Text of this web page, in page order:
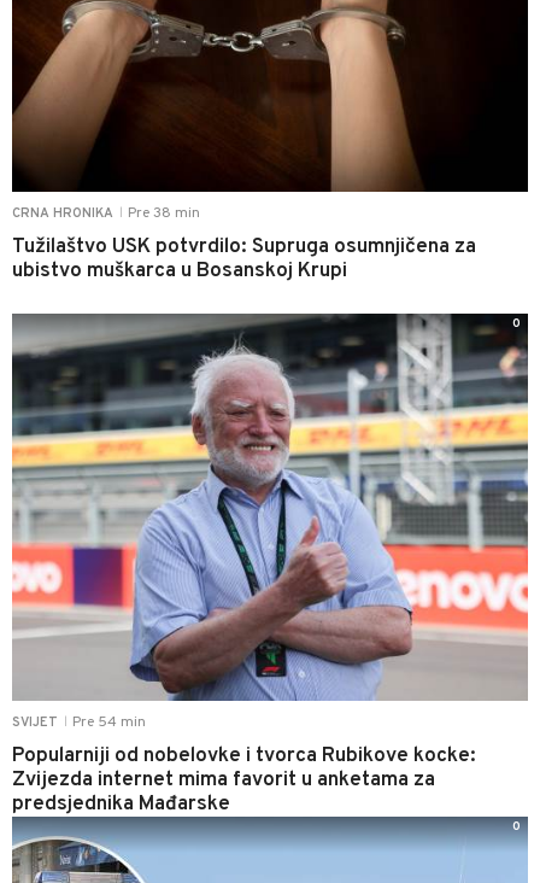
CRNA HRONIKA Pre 38 min
Tužilaštvo USK potvrdilo: Supruga osumnjičena za
ubistvo muškarca u Bosanskoj Krupi
SVIJET Pre 54 min
Popularniji od nobelovke i tvorca Rubikove kocke:
Zvijezda internet mima favorit u anketama za
predsjednika Mađarske
0
0